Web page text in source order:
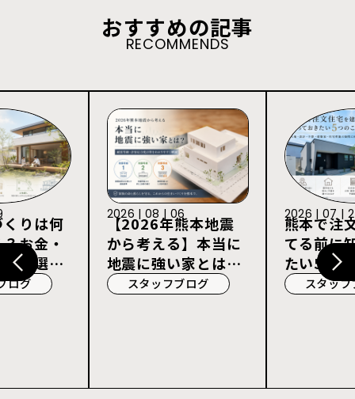
おすすめの記事
RECOMMENDS
りは何
お金・
社選び
ログ
【2026年熊本地震
から考える】本当に
地震に強い家とは？
耐震等級3・許容応
スタッフブログ
2026 | 08 | 06
熊本で注
てる前に
たい5つ
スタッ
2026 | 07 |